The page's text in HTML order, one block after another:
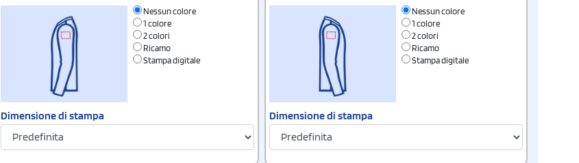
Nessun colore
1 colore
2 colori
Ricamo
Stampa digitale
Dimensione di stampa
Nessun colore
1 colore
2 colori
Ricamo
Stampa digitale
Dimensione di stampa